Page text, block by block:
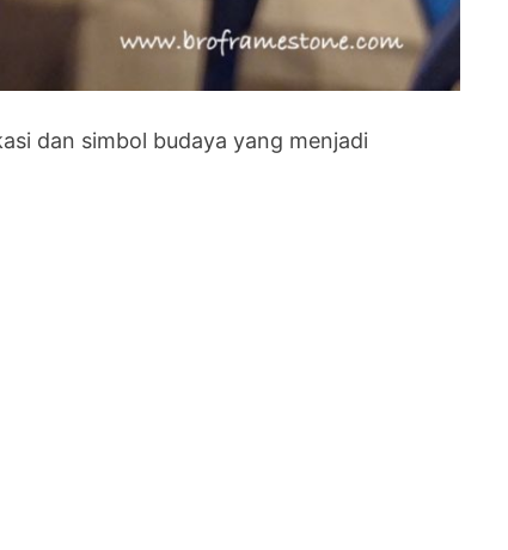
dan simbol budaya yang menjadi